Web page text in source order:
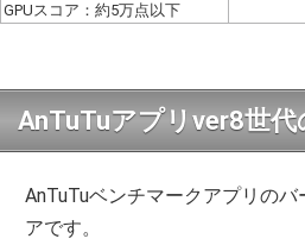
GPUスコア：約5万点以下
AnTuTuアプリver8世
AnTuTuベンチマークアプリの
アです。